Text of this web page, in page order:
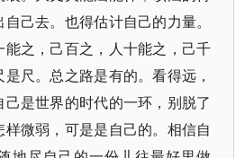
己去。也得估计自己的力量。
之，己百之，人十能之，己千
尺。总之路是有的。看得远，
是世界的时代的一环，别脱了
微弱，可是是自己的。相信自